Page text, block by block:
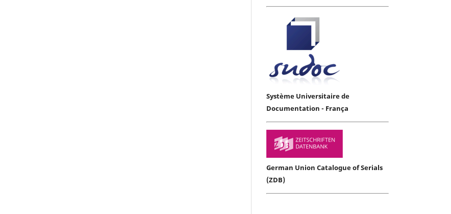
Système Universitaire de
Documentation - França
German Union Catalogue of Serials
(ZDB)